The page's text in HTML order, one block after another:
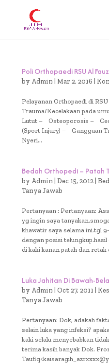
Poli Orthopaedi RSU Al
by Admin Mar 2, 2016
Pelayanan Orthopaedi di
Trauma/Kecelakaan pada
Lutut – Osteoporosis –
(Sport Injury) – Gangguan
Nyeri...
Bedah Orthopedi – Patah
by Admin Dec 15, 2012|
Tanya Jawab
Pertanyaan : Pertanyaan:
yg ingin saya
khawatir saya selama ini.tgl
dengan posisi
di kaki kanan patah dan retak
Luka Jahitan Di Bawah-
by Admin Oct 27, 2011
Tanya Jawab
Pertanyaan: Dok, adakah
selain luka yang infeksi?
kaki selalu menyebabkan
terima kasih banyak Dok.